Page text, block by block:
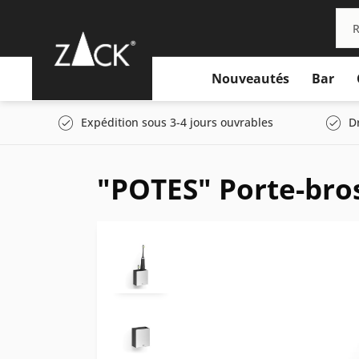
Nouveautés Bar
Expédition sous 3-4 jours ouvrables
"POTES" Porte-